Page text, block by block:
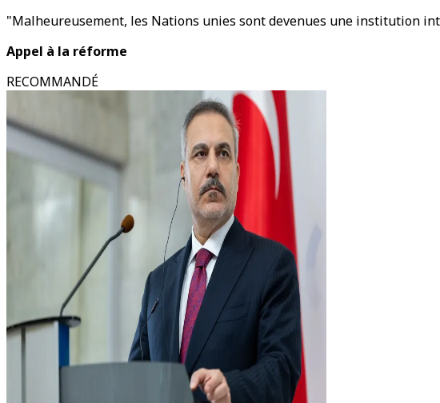
"Malheureusement, les Nations unies sont devenues une institution
Appel à la réforme
RECOMMANDÉ